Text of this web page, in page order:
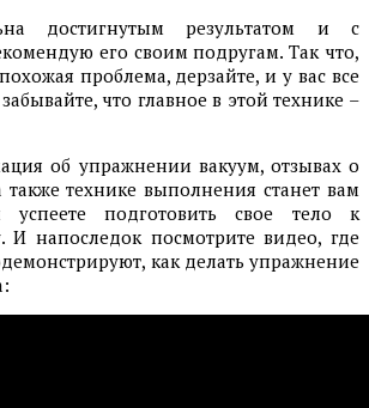
достигнутым результатом и с
его своим подругам. Так что,
проблема, дерзайте, и у вас все
что главное в этой технике –
об упражнении вакуум, отзывах о
также технике выполнения станет вам
подготовить свое тело к
И напоследок посмотрите видео, где
как делать упражнение